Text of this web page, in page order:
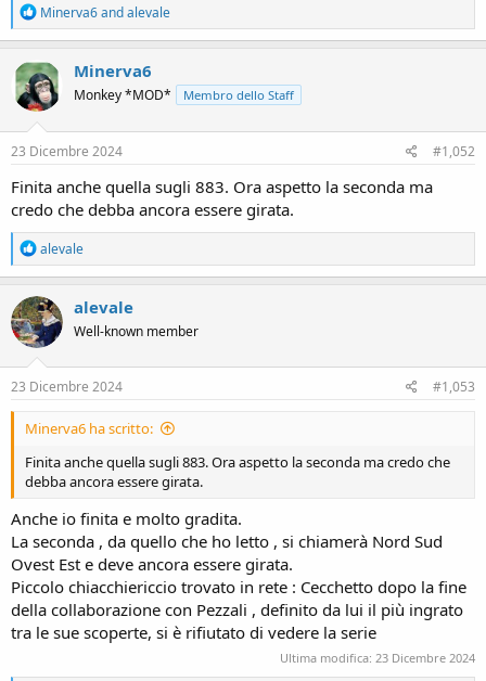
R
e
a
c
t
i
o
n
s
Minerva6andalevale
Minerva6
Monkey *MOD* Membro dello Staff
23 Dicembre 2024 #1,052
Finita anche quella sugli 883. Ora aspetto la seconda ma
credo che debba ancora essere girata.
R
e
a
c
t
i
o
n
s
alevale
alevale
Well-known member
23 Dicembre 2024 #1,053
Minerva6 ha scritto:
Finita anche quella sugli 883. Ora aspetto la seconda ma credo che
debba ancora essere girata.
Anche io finita e molto gradita.
La seconda , da quello che ho letto , si chiamerà Nord Sud
Ovest Est e deve ancora essere girata.
Piccolo chiacchiericcio trovato in rete : Cecchetto dopo la fine
della collaborazione con Pezzali , definito da lui il più ingrato
tra le sue scoperte, si è rifiutato di vedere la serie
Ultima modifica: 23 Dicembre 2024